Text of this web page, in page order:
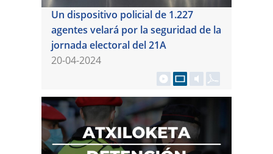
Un dispositivo policial de 1.227
agentes velará por la seguridad de la
jornada electoral del 21A
20-04-2024